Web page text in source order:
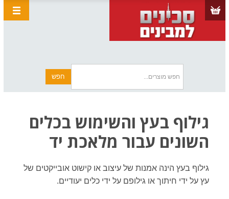
גילוף בעץ והשימוש בכלים
השונים עבור מלאכת יד
גילוף בעץ הינה אמנות של עיצוב או קישוט אובייקטים של
עץ על ידי חיתוך או גילופם על ידי כלים יעודיים.